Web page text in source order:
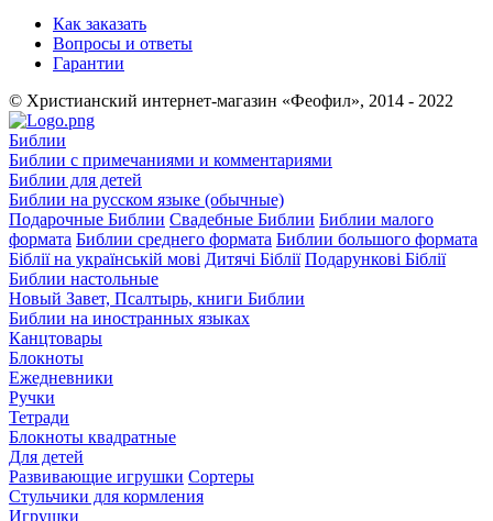
Как заказать
Вопросы и ответы
Гарантии
© Христианский интернет-магазин «Феофил», 2014 - 2022
Библии
Библии с примечаниями и комментариями
Библии для детей
Библии на русском языке (обычные)
Подарочные Библии Свадебные Библии Библии малого
формата Библии среднего формата Библии большого формата
Біблії на українській мові Дитячі Біблії Подарункові Біблії
Библии настольные
Новый Завет, Псалтырь, книги Библии
Библии на иностранных языках
Канцтовары
Блокноты
Ежедневники
Ручки
Тетради
Блокноты квадратные
Для детей
Развивающие игрушки Сортеры
Стульчики для кормления
Игрушки